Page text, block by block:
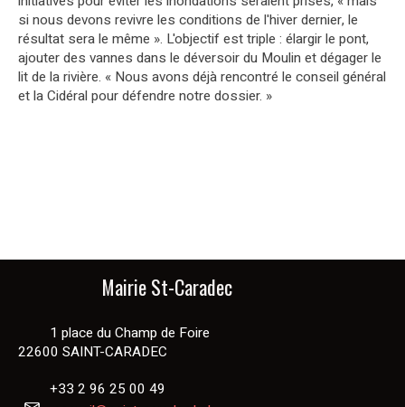
si nous devons revivre les conditions de l'hiver dernier, le
résultat sera le même ». L'objectif est triple : élargir le pont,
ajouter des vannes dans le déversoir du Moulin et dégager le
lit de la rivière. « Nous avons déjà rencontré le conseil général
et la Cidéral pour défendre notre dossier. »
Mairie St-Caradec
1 place du Champ de Foire
22600 SAINT-CARADEC
+33 2 96 25 00 49